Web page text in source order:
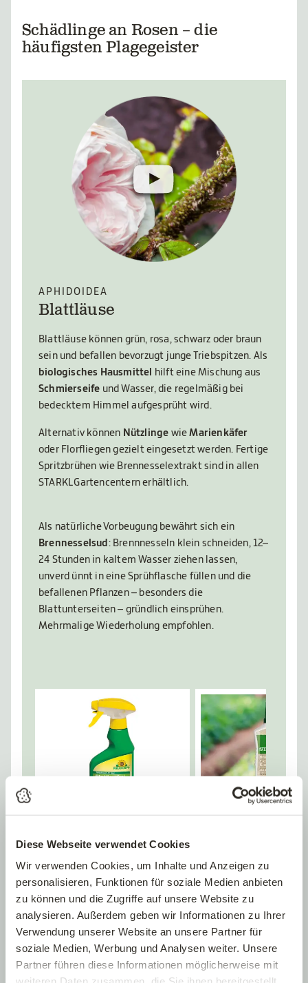
Diese Webseite verwendet Cookies
Wir verwenden Cookies, um Inhalte und Anzeigen zu
personalisieren, Funktionen für soziale Medien anbieten
zu können und die Zugriffe auf unsere Website zu
analysieren. Außerdem geben wir Informationen zu Ihrer
Verwendung unserer Website an unsere Partner für
soziale Medien, Werbung und Analysen weiter. Unsere
Partner führen diese Informationen möglicherweise mit
Schädlinge an Rosen – die
häufigsten Plagegeister
APHIDOIDEA
Blattläuse
Blattläuse können grün, rosa, schwarz oder braun
sein und befallen bevorzugt junge Triebspitzen. Als
biologisches Hausmittel
hilft eine Mischung aus
Schmierseife und Wasser, die regelmäßig bei
bedecktem Himmel aufgesprüht wird.
Alternativ können Nützlinge wieMarienkäfer
oder Florfliegen gezielt eingesetzt werden. Fertige
Spritzbrühen wie Brennesselextrakt sind in allen
STARKL Gartencentern erhältlich.
Als natürliche Vorbeugung bewährt sich ein
Brennesselsud : Brennnesseln klein schneiden, 12–
24 Stunden in kaltem Wasser ziehen lassen,
unverd ünnt in eine Sprühflasche füllen und die
befallenen Pflanzen – besonders die
Blattunterseiten – gründlich einsprühen.
Mehrmalige Wiederholung empfohlen.
Blattlausfrei
Neudorff® Neudosan®
13,49 €
500 ml Sprühflasche
Pfl.Reg.Nr.: 2623-0
Brennnesselextrakt
STARKL BIO
0.5 Liter Konzentrat
Stärkung vor Schädlingen